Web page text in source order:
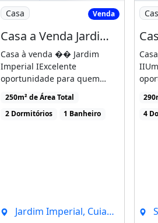
Ao Colégio Plural
Imagem: Casa a Venda Jardim
Casa Venda
Casa a Venda Jardim Imperial Cuiabá
Casa à venda �� Jardim
Imperial IExcelente
oportunidade para quem
busca conforto e
economia!Casa com [...]
250m² de Área Total
2 Dormitórios
1 Banheiro
Jardim Imperial, Cuiabá - MT
4